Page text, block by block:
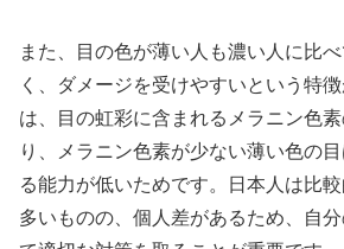
また、目の色が薄い人も濃い人に比
く、ダメージを受けやすいという特
は、目の虹彩に含まれるメラニン色
り、メラニン色素が少ない薄い色の
る能力が低いためです。日本人は比
多いものの、個人差があるため、自